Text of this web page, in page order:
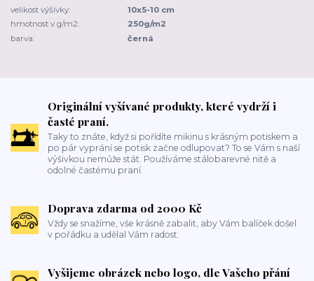
velikost výšivky:
10x5-10 cm
hmotnost v g/m2:
250g/m2
barva:
černá
Originální vyšívané produkty, které vydrží i
časté praní.
Taky to znáte, když si pořídíte mikinu s krásným potiskem a
po pár vyprání se potisk začne odlupovat? To se Vám s naší
výšivkou nemůže stát. Používáme stálobarevné nitě a
odolné častému praní.
Doprava zdarma od 2000 Kč
Vždy se snažíme, vše krásně zabalit, aby Vám balíček došel
v pořádku a udělal Vám radost.
Vyšijeme obrázek nebo logo, dle Vašeho přání